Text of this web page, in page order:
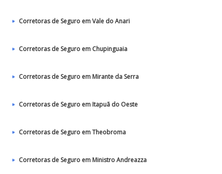
Corretoras de Seguro em Vale do Anari
Corretoras de Seguro em Chupinguaia
Corretoras de Seguro em Mirante da Serra
Corretoras de Seguro em Itapuã do Oeste
Corretoras de Seguro em Theobroma
Corretoras de Seguro em Ministro Andreazza